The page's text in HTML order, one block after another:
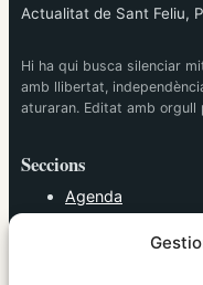
Actualitat de Sant Feliu,
Hi ha qui busca silenciar
amb llibertat,
aturaran. Editat amb orgull
Seccions
Agenda